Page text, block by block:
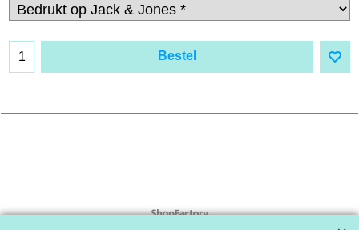
Bestel
Webwinkel gemaakt met